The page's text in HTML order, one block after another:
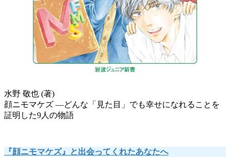
水野 敬也 (著)
顔ニモマケズ ―どんな「見た目」でも幸せになれることを
証明した9人の物語
『顔ニモマケズ』と出会ってくれたあなたへ